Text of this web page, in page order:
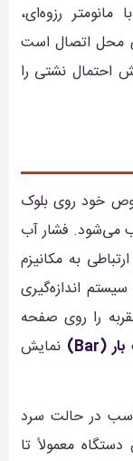
رزوه‌ای،
محل اتصال است
احتمال نشتی را
خود روی بلوک
می‌شود. فشار آب
به مکانیزم
اندازه‌گیری
را روی صفحه
بار (Bar)
نمایش
در حالت سرد
معمولاً تا